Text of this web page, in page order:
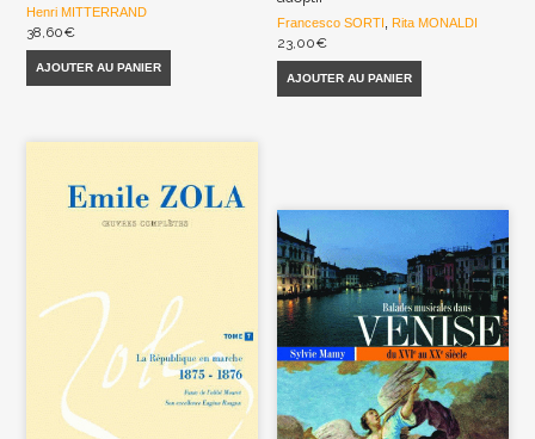
Henri MITTERRAND
38,60€
AJOUTER AU PANIER
Francesco SORTI , Rita MONALDI
23,00€
AJOUTER AU PANIER